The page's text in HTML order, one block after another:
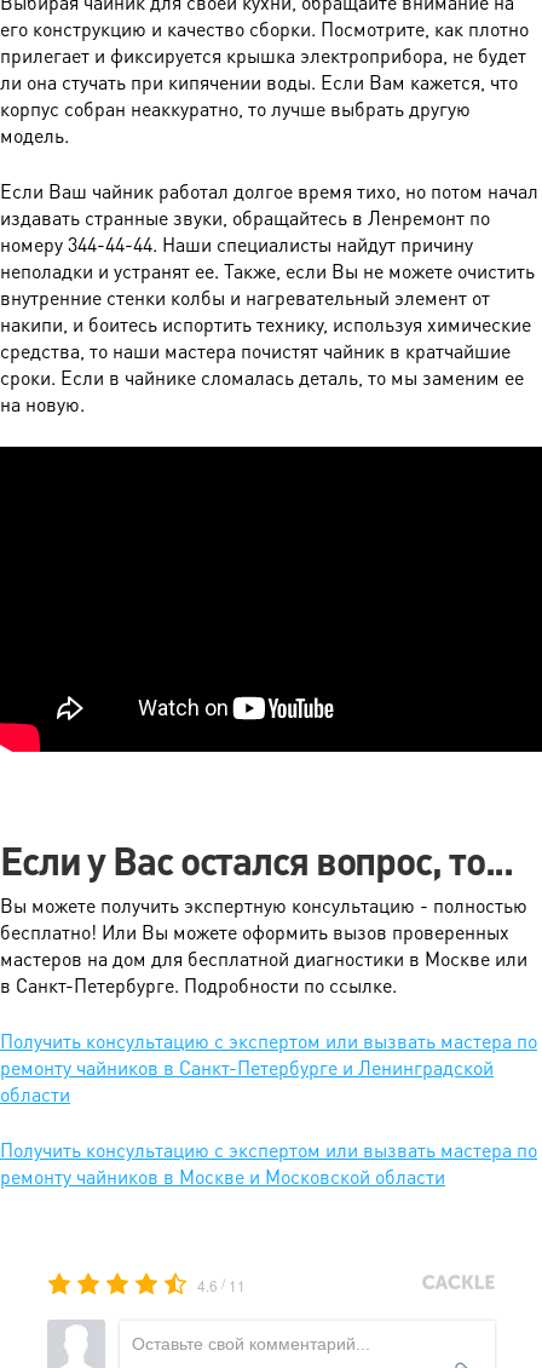
его конструкцию и качество сборки. Посмотрите, как плотно
прилегает и фиксируется крышка электроприбора, не будет
ли она стучать при кипячении воды. Если Вам кажется, что
корпус собран неаккуратно, то лучше выбрать другую
модель.
Если Ваш чайник работал долгое время тихо, но потом начал
издавать странные звуки, обращайтесь в Ленремонт по
номеру 344-44-44. Наши специалисты найдут причину
неполадки и устранят ее. Также, если Вы не можете очистить
внутренние стенки колбы и нагревательный элемент от
накипи, и боитесь испортить технику, используя химические
средства, то наши мастера почистят чайник в кратчайшие
сроки. Если в чайнике сломалась деталь, то мы заменим ее
на новую.
Если у Вас остался вопрос, то...
Вы можете получить экспертную консультацию - полностью
бесплатно! Или Вы можете оформить вызов проверенных
мастеров на дом для бесплатной диагностики в Москве или
в Санкт-Петербурге. Подробности по ссылке.
Получить консультацию с экспертом или вызвать мастера по
ремонту чайников в Санкт-Петербурге и Ленинградской
области
Получить консультацию с экспертом или вызвать мастера по
ремонту чайников в Москве и Московской области
4.6 / 11